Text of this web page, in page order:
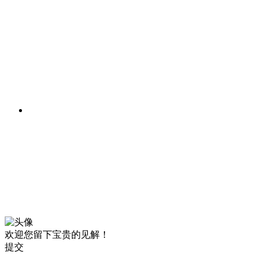
欢迎您留下宝贵的见解！
提交